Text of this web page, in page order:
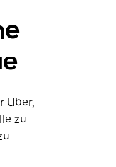
Uber,
zu